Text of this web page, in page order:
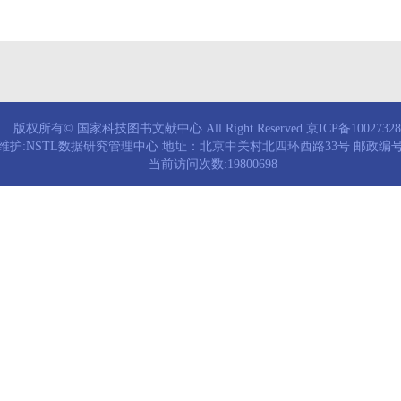
版权所有© 国家科技图书文献中心 All Right Reserved.京ICP备
护:NSTL数据研究管理中心 地址：北京中关村北四环西路33号 邮政编
当前访问次数:19800698